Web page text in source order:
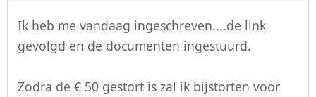
Ik heb me vandaag ingeschreven....de link
gevolgd en de documenten ingestuurd.
Zodra de € 50 gestort is zal ik bijstorten voor